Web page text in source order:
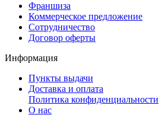
Франшиза
Коммерческое предложение
Сотрудничество
Договор оферты
Информация
Пункты выдачи
Доставка и оплата
Политика конфиденциальности
О нас